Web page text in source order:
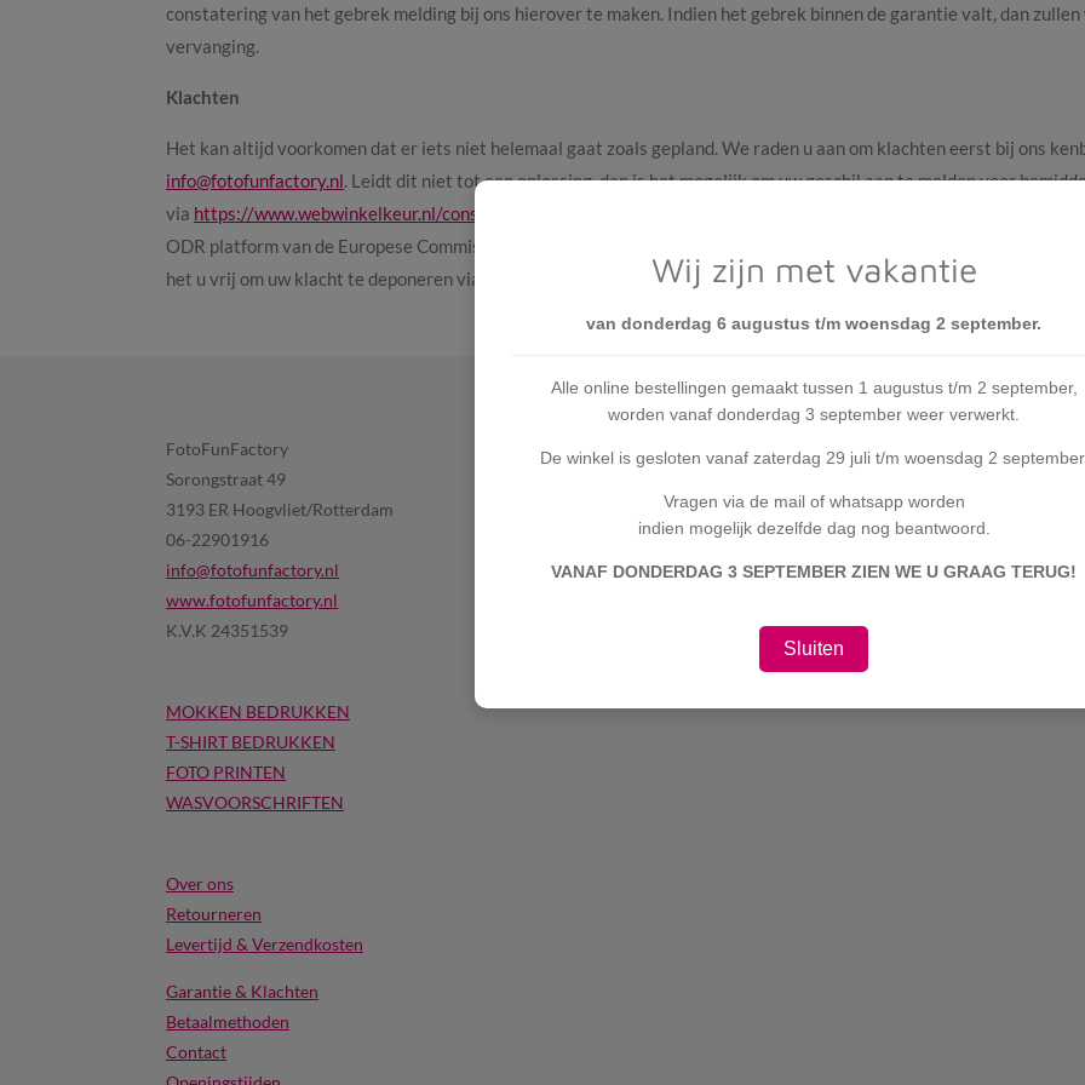
constatering van het gebrek melding bij ons hierover te maken. Indien het gebrek binnen de garantie valt, dan
vervanging.
Klachten
Het kan altijd voorkomen dat er iets niet helemaal gaat zoals gepland. We raden u aan om klachten eerst bij ons
info@fotofunfactory.nl. Leidt dit niet tot een oplossing, dan is het mogelijk om uw geschil aan te melden voor
via https://www.webwinkelkeur.nl/consument/geschil/
. Vanaf 15 februari 2016 is het voor consumenten in de EU
ODR platform van de Europese Commissie. Dit ODR platform is te vinden op
. Wanneer uw
het u vrij om uw klacht te deponeren via het platform van de Europese Unie.Wij zijn met vakantie
van donderdag 6 augustus t/m woensdag 2 september.
Alle online bestellingen gemaakt tussen 1 augustus t/m 2 september,
worden vanaf donderdag 3 september weer verwerkt.
De winkel is gesloten vanaf zaterdag 29 juli t/m woensdag 2
Vragen via de mail of whatsapp worden
indien mogelijk dezelfde dag nog beantwoord.
VANAF DONDERDAG 3 SEPTEMBER ZIEN WE U GRAAG TERUG!
Sluiten
FotoFunFactory
Sorongstraat 49
3193 ER Hoogvliet/Rotterdam
06-22901916
info@fotofunfactory.nl
www.fotofunfactory.nl
K.V.K 24351539
MOKKEN BEDRUKKEN
T-SHIRT BEDRUKKEN
FOTO PRINTEN
WASVOORSCHRIFTEN
Over ons
Retourneren
Levertijd & Verzendkosten
Garantie & Klachten
Betaalmethoden
Contact